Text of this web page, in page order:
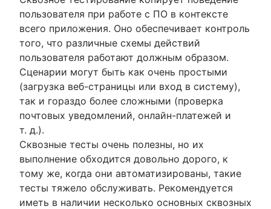
пользователя при работе с ПО в контексте
всего приложения. Оно обеспечивает контроль
того, что различные схемы действий
пользователя работают должным образом.
Сценарии могут быть как очень простыми
(загрузка веб-страницы или вход в систему),
так и гораздо более сложными (проверка
почтовых уведомлений, онлайн-платежей и
т. д.).
Сквозные тесты очень полезны, но их
выполнение обходится довольно дорого, к
тому же, когда они автоматизированы, такие
тесты тяжело обслуживать. Рекомендуется
иметь в наличии несколько основных сквозных